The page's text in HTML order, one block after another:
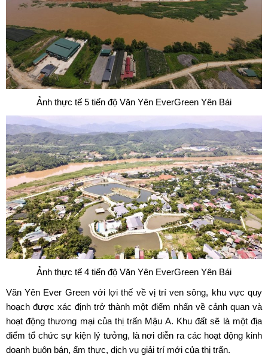
Ảnh thực tế 5 tiến độ Văn Yên EverGreen Yên Bái
Ảnh thực tế 4 tiến độ Văn Yên EverGreen Yên Bái
Văn Yên Ever Greenvới lợi thế về vị trí ven sông, khu vực quy
hoạch được xác định trở thành một điểm nhấn về cảnh quan và
hoạt động thương mại của thị trấn Mậu A. Khu đất sẽ là một địa
điểm tổ chức sự kiện lý tưởng, là nơi diễn ra các hoạt động kinh
doanh buôn bán, ẩm thực, dịch vụ giải trí mới của thị trấn.